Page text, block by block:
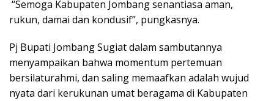
“Semoga Kabupaten Jombang senantiasa aman,
rukun, damai dan kondusif”, pungkasnya.
Pj Bupati Jombang Sugiat dalam sambutannya
menyampaikan bahwa momentum pertemuan
bersilaturahmi, dan saling memaafkan adalah wujud
nyata dari kerukunan umat beragama di Kabupaten